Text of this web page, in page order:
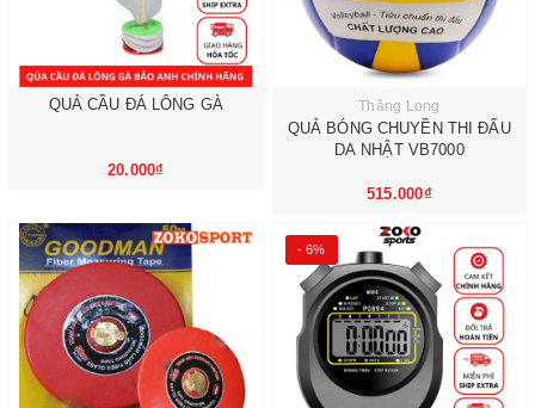
QUẢ CẦU ĐÁ LÔNG GÀ
20.000₫
Thăng Long
QUẢ BÓNG CHUYỀN THI ĐẤU
DA NHẬT VB7000
515.000₫
- 6%